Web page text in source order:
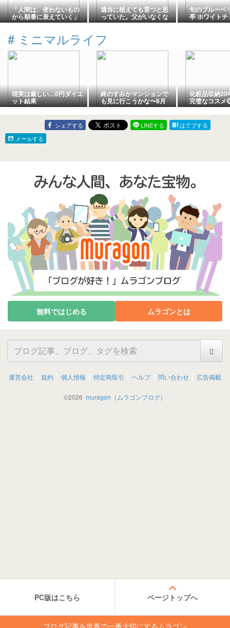
「人間は、使わないもの
から順番に衰えていく」
容赦のない法則。
適当に植えても育つと思
っていた。父がいなくな
った畑のこと
旬のブルーベ
亭 ホワイト
おやつと、最
# ミニマルライフ
現実は厳しい…0円ダイエ
ット結果
終のすみかマンションで
も見に行こうかな〜8月
化粧品収納20
完璧なコスメ
シェアする LINEする
はてブする
メールする
無料ではじめる ムラゴンとは
運営会社 規約 個人情報 特定商取引 ヘルプ 問い合わせ 広告掲載
©2026 muragon（ムラゴンブログ）
PC版はこちら ページトップへ
ブログ記事を世界で一番大切にするムラゴン